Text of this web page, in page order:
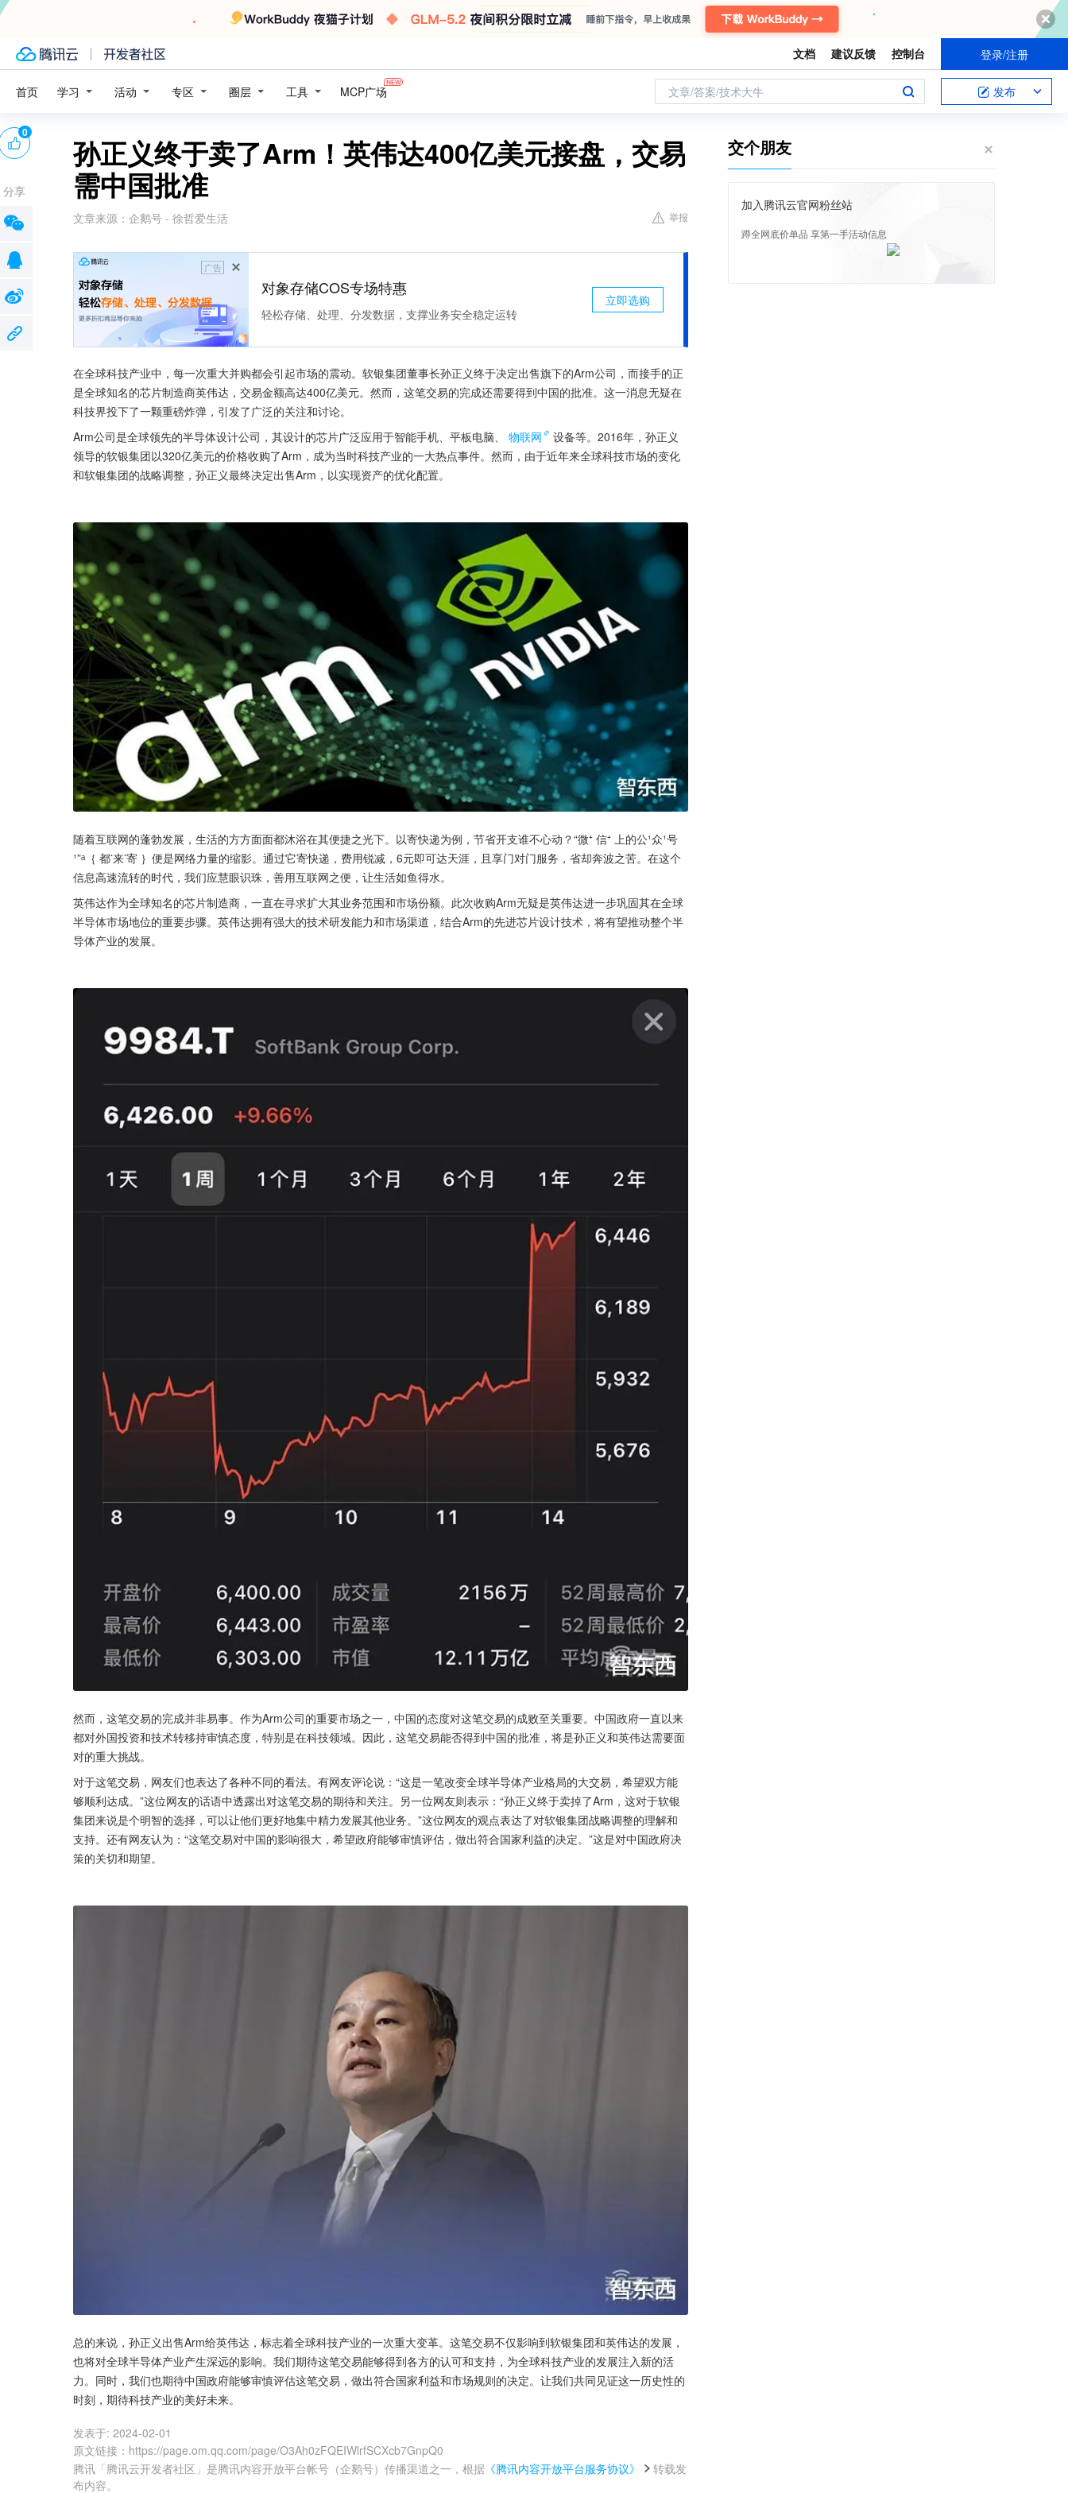
文档 建议反馈 控制台 登录/注册
首页 学习 活动 专区 圈层 工具 MCP广场 文章/答案/技术大牛 发布
孙正义终于卖了Arm！英伟达400亿美元接盘，交易
需中国批准
文章来源： 企鹅号 - 徐哲爱生活 举报
广告
对象存储COS专场特惠
轻松存储、处理、分发数据，支撑业务安全稳定运转
立即选购
在全球科技产业中，每一次重大并购都会引起市场的震动。软银集团董事长孙正义终于决定出售旗下的Arm公司，而接手的正
是全球知名的芯片制造商英伟达，交易金额高达400亿美元。然而，这笔交易的完成还需要得到中国的批准。这一消息无疑在
科技界投下了一颗重磅炸弹，引发了广泛的关注和讨论。
Arm公司是全球领先的半导体设计公司，其设计的芯片广泛应用于智能手机、平板电脑、
物联网
设备等。2016年，孙正义
领导的软银集团以320亿美元的价格收购了Arm，成为当时科技产业的一大热点事件。然而，由于近年来全球科技市场的变化
和软银集团的战略调整，孙正义最终决定出售Arm，以实现资产的优化配置。
随着互联网的蓬勃发展，生活的方方面面都沐浴在其便捷之光下。以寄快递为例，节省开支谁不心动？“微⁺ 信⁺ 上的公¹众¹号
¹”ᵃ｛ 都་来་寄 ｝便是网络力量的缩影。通过它寄快递，费用锐减，6元即可达天涯，且享门对门服务，省却奔波之苦。在这个
信息高速流转的时代，我们应慧眼识珠，善用互联网之便，让生活如鱼得水。
英伟达作为全球知名的芯片制造商，一直在寻求扩大其业务范围和市场份额。此次收购Arm无疑是英伟达进一步巩固其在全球
半导体市场地位的重要步骤。英伟达拥有强大的技术研发能力和市场渠道，结合Arm的先进芯片设计技术，将有望推动整个半
导体产业的发展。
然而，这笔交易的完成并非易事。作为Arm公司的重要市场之一，中国的态度对这笔交易的成败至关重要。中国政府一直以来
都对外国投资和技术转移持审慎态度，特别是在科技领域。因此，这笔交易能否得到中国的批准，将是孙正义和英伟达需要面
对的重大挑战。
对于这笔交易，网友们也表达了各种不同的看法。有网友评论说：“这是一笔改变全球半导体产业格局的大交易，希望双方能
够顺利达成。”这位网友的话语中透露出对这笔交易的期待和关注。另一位网友则表示：“孙正义终于卖掉了Arm，这对于软银
集团来说是个明智的选择，可以让他们更好地集中精力发展其他业务。”这位网友的观点表达了对软银集团战略调整的理解和
支持。还有网友认为：“这笔交易对中国的影响很大，希望政府能够审慎评估，做出符合国家利益的决定。”这是对中国政府决
策的关切和期望。
总的来说，孙正义出售Arm给英伟达，标志着全球科技产业的一次重大变革。这笔交易不仅影响到软银集团和英伟达的发展，
也将对全球半导体产业产生深远的影响。我们期待这笔交易能够得到各方的认可和支持，为全球科技产业的发展注入新的活
力。同时，我们也期待中国政府能够审慎评估这笔交易，做出符合国家利益和市场规则的决定。让我们共同见证这一历史性的
时刻，期待科技产业的美好未来。
发表于: 2024-02-01
原文链接 ： https://page.om.qq.com/page/O3Ah0zFQEIWlrfSCXcb7GnpQ0
腾讯「腾讯云开发者社区」是腾讯内容开放平台帐号（企鹅号）传播渠道之一，根据 《腾讯内容开放平台服务协议》
转载发
布内容。
0
分享
交个朋友
加入腾讯云官网粉丝站
蹲全网底价单品 享第一手活动信息